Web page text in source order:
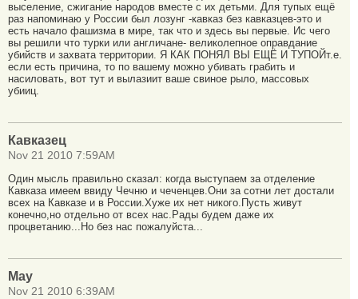
выселение, сжигание народов вместе с их детьми. Для тупых ещё
раз напоминаю у России был лозунг -кавказ без кавказцев-это и
есть начало фашизма в мире, так что и здесь вы первые. Ис чего
вы решили что турки или англичане- великолепное оправдание
убийств и захвата территории. Я КАК ПОНЯЛ ВЫ ЕЩЁ И ТУПОЙт.е.
если есть причина, то по вашему можно убивать грабить и
насиловать, вот тут и вылазиит ваше свиное рыло, массовых
убииц.
Кавказец
Nov 21 2010 7:59AM
Один мысль правильно сказал: когда выступаем за отделение
Кавказа имеем ввиду Чечню и чеченцев.Они за сотни лет достали
всех на Кавказе и в России.Хуже их нет никого.Пусть живут
конечно,но отдельно от всех нас.Рады будем даже их
процветанию...Но без нас пожалуйста...
Мау
Nov 21 2010 6:39AM